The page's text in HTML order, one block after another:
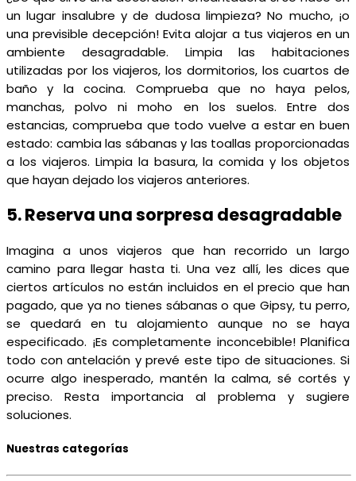
un lugar insalubre y de dudosa limpieza? No mucho, ¡o
una previsible decepción! Evita alojar a tus viajeros en un
ambiente desagradable. Limpia las habitaciones
utilizadas por los viajeros, los dormitorios, los cuartos de
baño y la cocina. Comprueba que no haya pelos,
manchas, polvo ni moho en los suelos. Entre dos
estancias, comprueba que todo vuelve a estar en buen
estado: cambia las sábanas y las toallas proporcionadas
a los viajeros. Limpia la basura, la comida y los objetos
que hayan dejado los viajeros anteriores.
5. Reserva una sorpresa desagradable
Imagina a unos viajeros que han recorrido un largo
camino para llegar hasta ti. Una vez allí, les dices que
ciertos artículos no están incluidos en el precio que han
pagado, que ya no tienes sábanas o que Gipsy, tu perro,
se quedará en tu alojamiento aunque no se haya
especificado. ¡Es completamente inconcebible! Planifica
todo con antelación y prevé este tipo de situaciones. Si
ocurre algo inesperado, mantén la calma, sé cortés y
preciso. Resta importancia al problema y sugiere
soluciones.
Nuestras categorías